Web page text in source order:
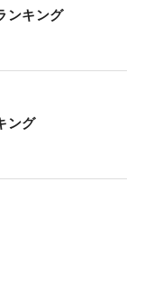
。上位100人に
ンキング
ング